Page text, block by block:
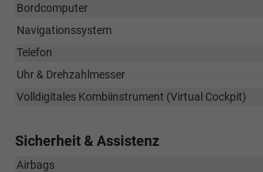
Bordcomputer
Navigationssystem
Telefon
Uhr & Drehzahlmesser
Volldigitales Kombiinstrument (Virtual Cockpit)
Sicherheit & Assistenz
Airbags